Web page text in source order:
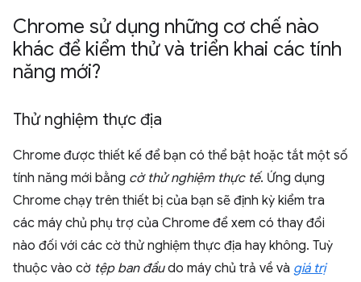
Chrome sử dụng những cơ chế nào
khác để kiểm thử và triển khai các tính
năng mới?
Thử nghiệm thực địa
Chrome được thiết kế để bạn có thể bật hoặc tắt một số
tính năng mới bằng cờ thử nghiệm thực tế. Ứng dụng
Chrome chạy trên thiết bị của bạn sẽ định kỳ kiểm tra
các máy chủ phụ trợ của Chrome để xem có thay đổi
nào đối với các cờ thử nghiệm thực địa hay không. Tuỳ
thuộc vào cờ tệp ban đầudo máy chủ trả về và giá trị